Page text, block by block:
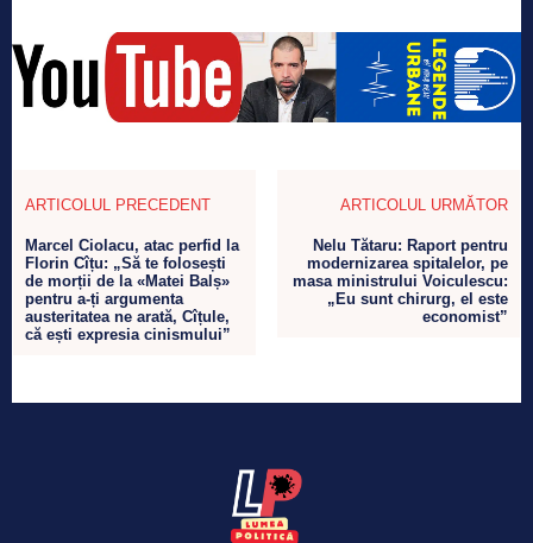
ARTICOLUL PRECEDENT
Marcel Ciolacu, atac perfid la
Florin Cîțu: „Să te folosești
de morții de la «Matei Balș»
pentru a-ți argumenta
austeritatea ne arată, Cîțule,
că ești expresia cinismului”
ARTICOLUL URMĂTOR
Nelu Tătaru: Raport pentru
modernizarea spitalelor, pe
masa ministrului Voiculescu:
„Eu sunt chirurg, el este
economist”